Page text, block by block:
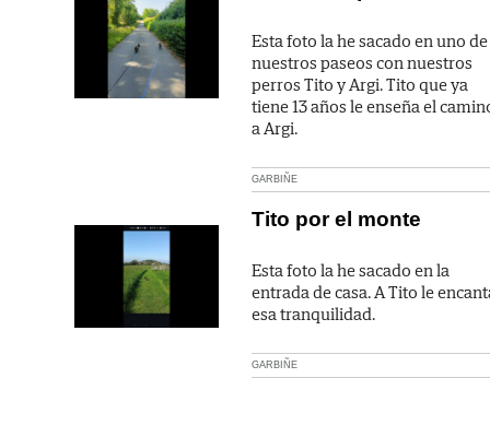
Esta foto la he sacado en uno de
nuestros paseos con nuestros
perros Tito y Argi. Tito que ya
tiene 13 años le enseña el
a Argi.
GARBIÑE
Tito por el monte
Esta foto la he sacado en la
entrada de casa. A Tito le
esa tranquilidad.
GARBIÑE